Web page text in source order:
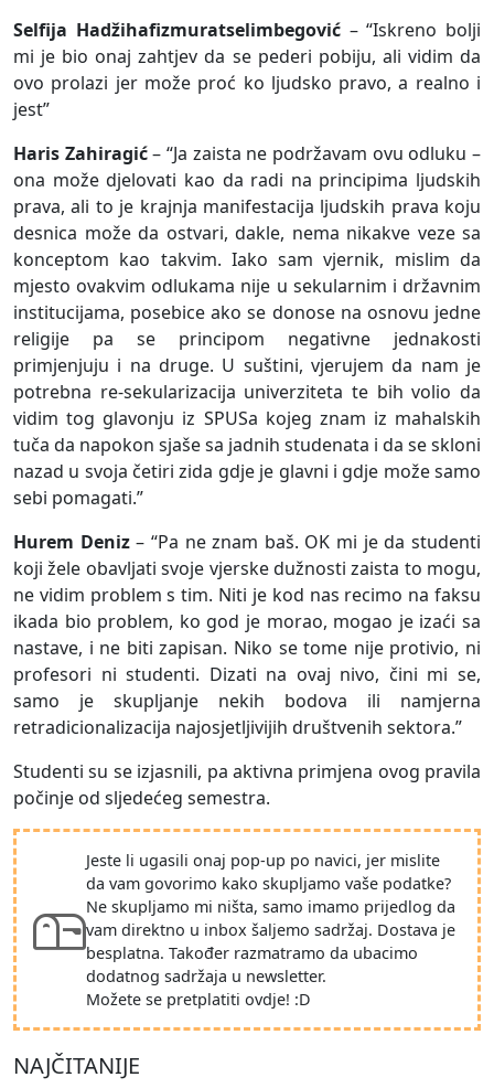
Selfija Hadžihafizmuratselimbegović– “Iskreno bolji
mi je bio onaj zahtjev da se pederi pobiju, ali vidim da
ovo prolazi jer može proć ko ljudsko pravo, a realno i
jest”
Haris Zahiragić– “Ja zaista ne podržavam ovu odluku –
ona može djelovati kao da radi na principima ljudskih
prava, ali to je krajnja manifestacija ljudskih prava koju
desnica može da ostvari, dakle, nema nikakve veze sa
konceptom kao takvim. Iako sam vjernik, mislim da
mjesto ovakvim odlukama nije u sekularnim i državnim
institucijama, posebice ako se donose na osnovu jedne
religije pa se principom negativne jednakosti
primjenjuju i na druge. U suštini, vjerujem da nam je
potrebna re-sekularizacija univerziteta te bih volio da
vidim tog glavonju iz SPUSa kojeg znam iz mahalskih
tuča da napokon sjaše sa jadnih studenata i da se skloni
nazad u svoja četiri zida gdje je glavni i gdje može samo
sebi pomagati.”
Hurem Deniz– “Pa ne znam baš. OK mi je da studenti
koji žele obavljati svoje vjerske dužnosti zaista to mogu,
ne vidim problem s tim. Niti je kod nas recimo na faksu
ikada bio problem, ko god je morao, mogao je izaći sa
nastave, i ne biti zapisan. Niko se tome nije protivio, ni
profesori ni studenti. Dizati na ovaj nivo, čini mi se,
samo je skupljanje nekih bodova ili namjerna
retradicionalizacija najosjetljivijih društvenih sektora.”
Studenti su se izjasnili, pa aktivna primjena ovog pravila
počinje od sljedećeg semestra.
Jeste li ugasili onaj pop-up po navici, jer mislite
da vam govorimo kako skupljamo vaše podatke?
Ne skupljamo mi ništa, samo imamo prijedlog da
vam direktno u inbox šaljemo sadržaj. Dostava je
besplatna. Također razmatramo da ubacimo
dodatnog sadržaja u newsletter.
Možete se pretplatiti ovdje! :D
NAJČITANIJE